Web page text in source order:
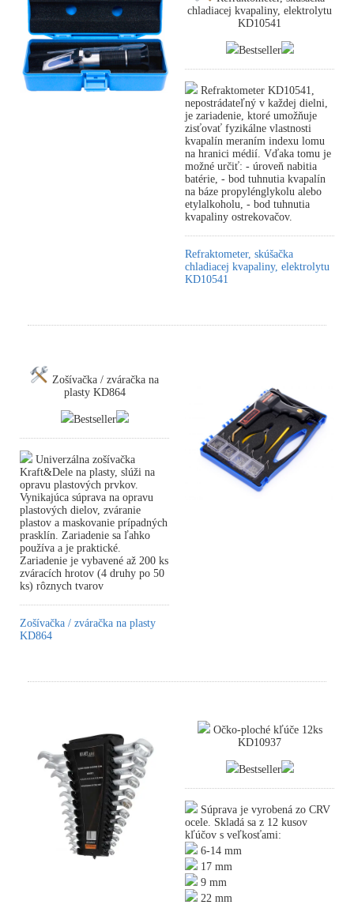
chladiacej kvapaliny, elektrolytu
KD10541
Bestseller
Refraktometer KD10541,
nepostrádateľný v každej dielni,
je zariadenie, ktoré umožňuje
zisťovať fyzikálne vlastnosti
kvapalín meraním indexu lomu
na hranici médií. Vďaka tomu je
možné určiť: - úroveň nabitia
batérie, - bod tuhnutia kvapalín
na báze propylénglykolu alebo
etylalkoholu, - bod tuhnutia
kvapaliny ostrekovačov.
Refraktometer, skúšačka
chladiacej kvapaliny, elektrolytu
KD10541
Zošívačka / zváračka na
plasty KD864
Bestseller
Univerzálna zošívačka
Kraft&Dele na plasty, slúži na
opravu plastových prvkov.
Vynikajúca súprava na opravu
plastových dielov, zváranie
plastov a maskovanie prípadných
prasklín. Zariadenie sa ľahko
používa a je praktické.
Zariadenie je vybavené až 200 ks
zváracích hrotov (4 druhy po 50
ks) rôznych tvarov
Zošívačka / zváračka na plasty
KD864
Očko-ploché kľúče 12ks
KD10937
Bestseller
Súprava je vyrobená zo CRV
ocele. Skladá sa z 12 kusov
kľúčov s veľkosťami:
6-14 mm
17 mm
9 mm
22 mm